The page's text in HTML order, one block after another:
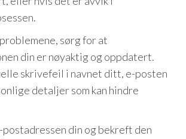
sørg for at
din er nøyaktig og oppdatert.
skrivefeil i navnet ditt, e-posten
detaljer som kan hindre
din og bekreft den